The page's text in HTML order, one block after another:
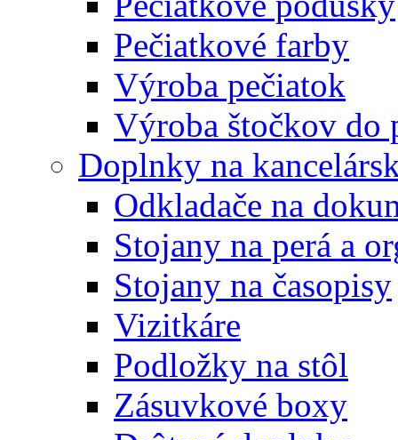
Pečiatkové farby
Výroba pečiatok
Výroba štočkov do
Doplnky na
Odkladače na
Stojany na perá a
Stojany na časopisy
Vizitkáre
Podložky na stôl
Zásuvkové boxy